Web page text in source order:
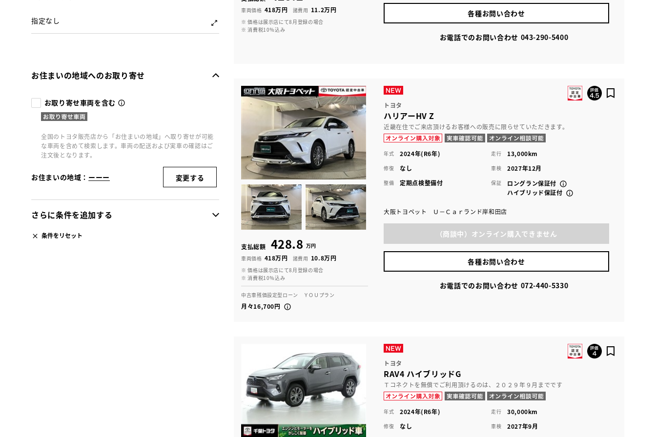
指定なし
お住まいの地域へのお取り寄せ
お取り寄せ車両を含む
全国のトヨタ販売店から「お住まいの地域」へ取り寄せが可能
な車両を含めて検索します。車両の配送および実車の確認はご
注文後となります。
お住まいの地域： ーーー 変更する
さらに条件を追加する
条件をリセット
車両価格 418万円 諸費用 11.2万円
※ 価格は展示店にて8月登録の場合
※ 消費税10％込み
各種お問い合わせ
お電話でのお問い合わせ 043-290-5400
支払総額 428.8 万円
車両価格 418万円 諸費用 10.8万円
※ 価格は展示店にて8月登録の場合
※ 消費税10％込み
中古車残価設定型ローン ＹＯＵプラン
月々16,700円
トヨタ
ハリアーHV Z
近畿在住でご来店頂けるお客様への販売に限らせていただきます。
年式 2024年(R6年) 走行 13,000km
修復 なし 車検 2027年12月
整備 定期点検整備付 保証
ロングラン保証付
ハイブリッド保証付
大阪トヨペット Ｕ－Ｃａｒランド岸和田店
（商談中）オンライン購入できません
各種お問い合わせ
お電話でのお問い合わせ 072-440-5330
トヨタ
RAV4 ハイブリッドG
Ｔコネクトを無償でご利用頂けるのは、２０２９年９月までです
年式 2024年(R6年) 走行 30,000km
修復 なし 車検 2027年9月